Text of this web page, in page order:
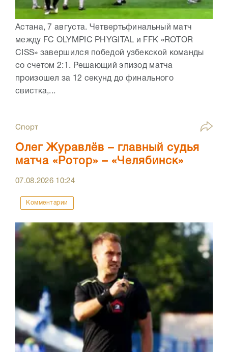
Астана, 7 августа. Четвертьфинальный матч
между FC OLYMPIC PHYGITAL и FFK «ROTOR
CISS» завершился победой узбекской команды
со счетом 2:1. Решающий эпизод матча
произошел за 12 секунд до финального
свистка,...
Спорт
Олег Журавлёв – главный судья
матча «Ротор» – «Челябинск»
07.08.2026 10:24
Комментарии